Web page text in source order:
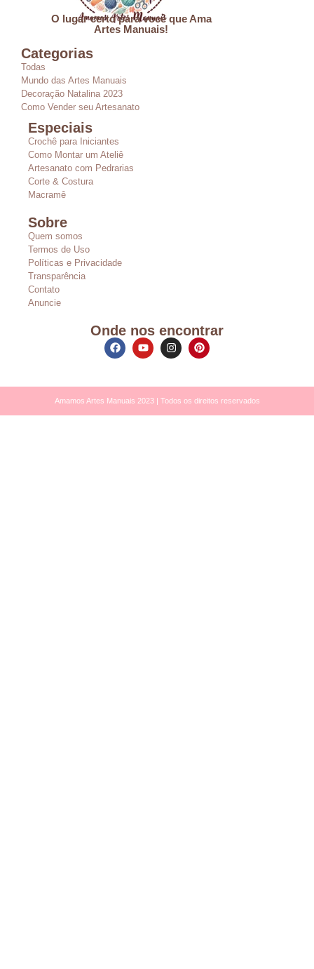
O lugar certo para você que Ama
Artes Manuais!
Categorias
Todas
Mundo das Artes Manuais
Decoração Natalina 2023
Como Vender seu Artesanato
Especiais
Crochê para Iniciantes
Como Montar um Ateliê
Artesanato com Pedrarias
Corte & Costura
Macramê
Sobre
Quem somos
Termos de Uso
Políticas e Privacidade
Transparência
Contato
Anuncie
Onde nos encontrar
Amamos Artes Manuais 2023 | Todos os direitos reservados